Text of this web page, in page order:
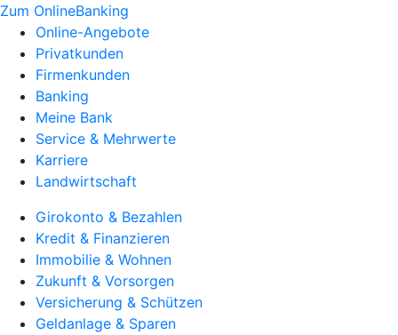
Zum OnlineBanking
Online-Angebote
Privatkunden
Firmenkunden
Banking
Meine Bank
Service & Mehrwerte
Karriere
Landwirtschaft
Girokonto & Bezahlen
Kredit & Finanzieren
Immobilie & Wohnen
Zukunft & Vorsorgen
Versicherung & Schützen
Geldanlage & Sparen